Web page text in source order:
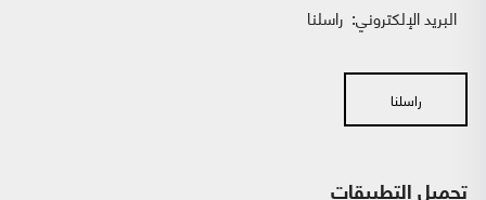
البريد الإلكتروني: راسلنا
راسلنا
تحميل التطبيقات